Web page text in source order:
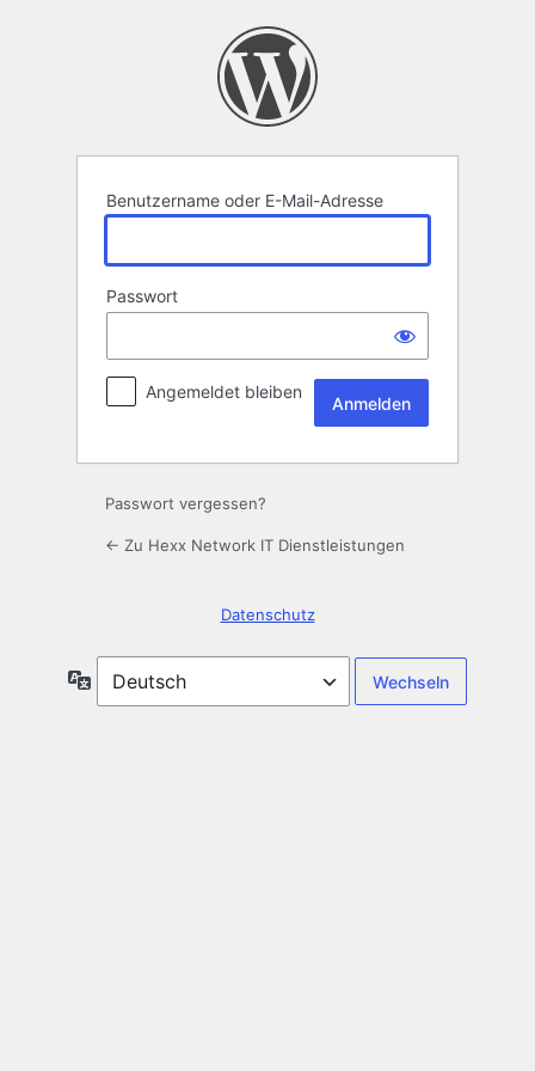
Benutzername oder E-Mail-Adresse
Passwort
Angemeldet bleiben
Passwort vergessen?
← Zu Hexx Network IT Dienstleistungen
Datenschutz
Sprache